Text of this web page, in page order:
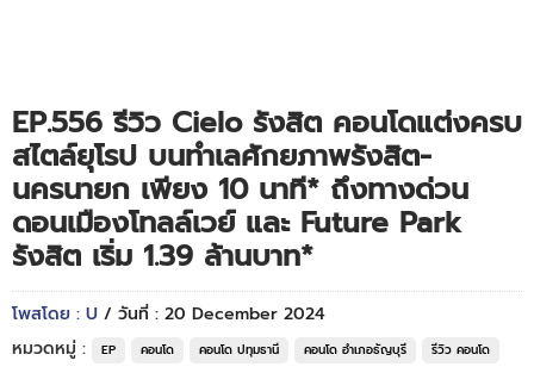
EP.556 รีวิว Cielo รังสิต คอนโดแต่งครบ
สไตล์ยุโรป บนทำเลศักยภาพรังสิต-
นครนายก เพียง 10 นาที* ถึงทางด่วน
ดอนเมืองโทลล์เวย์ และ Future Park
รังสิต เริ่ม 1.39 ล้านบาท*
โพสโดย : U / วันที่ : 20 December 2024
หมวดหมู่ :
EP คอนโด คอนโด ปทุมธานี คอนโด อำเภอธัญบุรี รีวิว คอนโด